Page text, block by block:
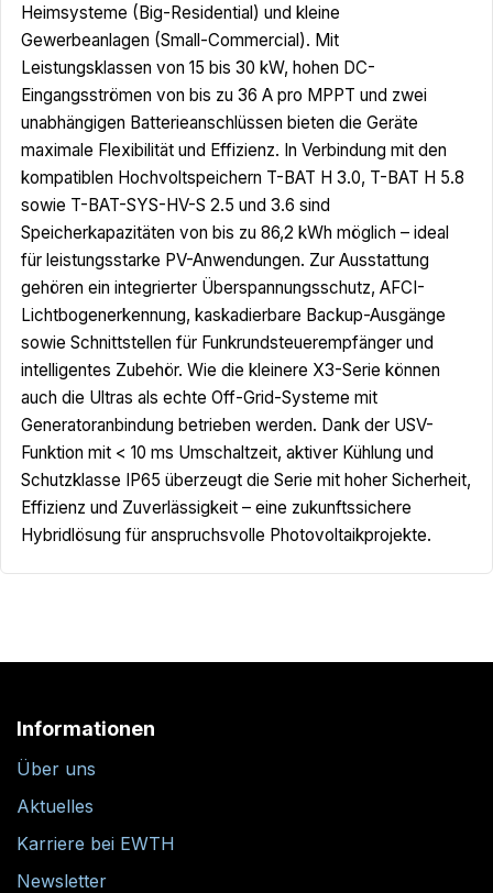
Heimsysteme (Big-Residential) und kleine
Gewerbeanlagen (Small-Commercial). Mit
Leistungsklassen von 15 bis 30 kW, hohen DC-
Eingangsströmen von bis zu 36 A pro MPPT und zwei
unabhängigen Batterieanschlüssen bieten die Geräte
maximale Flexibilität und Effizienz. In Verbindung mit den
kompatiblen Hochvoltspeichern T-BAT H 3.0, T-BAT H 5.8
sowie T-BAT-SYS-HV-S 2.5 und 3.6 sind
Speicherkapazitäten von bis zu 86,2 kWh möglich – ideal
für leistungsstarke PV-Anwendungen. Zur Ausstattung
gehören ein integrierter Überspannungsschutz, AFCI-
Lichtbogenerkennung, kaskadierbare Backup-Ausgänge
sowie Schnittstellen für Funkrundsteuerempfänger und
intelligentes Zubehör. Wie die kleinere X3-Serie können
auch die Ultras als echte Off-Grid-Systeme mit
Generatoranbindung betrieben werden. Dank der USV-
Funktion mit < 10 ms Umschaltzeit, aktiver Kühlung und
Schutzklasse IP65 überzeugt die Serie mit hoher Sicherheit,
Effizienz und Zuverlässigkeit – eine zukunftssichere
Hybridlösung für anspruchsvolle Photovoltaikprojekte.
Informationen
Über uns
Aktuelles
Karriere bei EWTH
Newsletter